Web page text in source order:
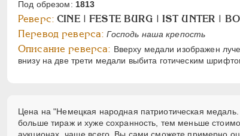
Под обрезом: 1813
Реверс: CINE | FESTE BURG | IST UNTER |
Перевод реверса: Господь наша крепость
Описание реверса: Вверху медали изображен
внизу на две трети медали выбита готическим
Цена на "Немецкая народная патриотическая
больше тираж и хуже сохранность, тем меньше